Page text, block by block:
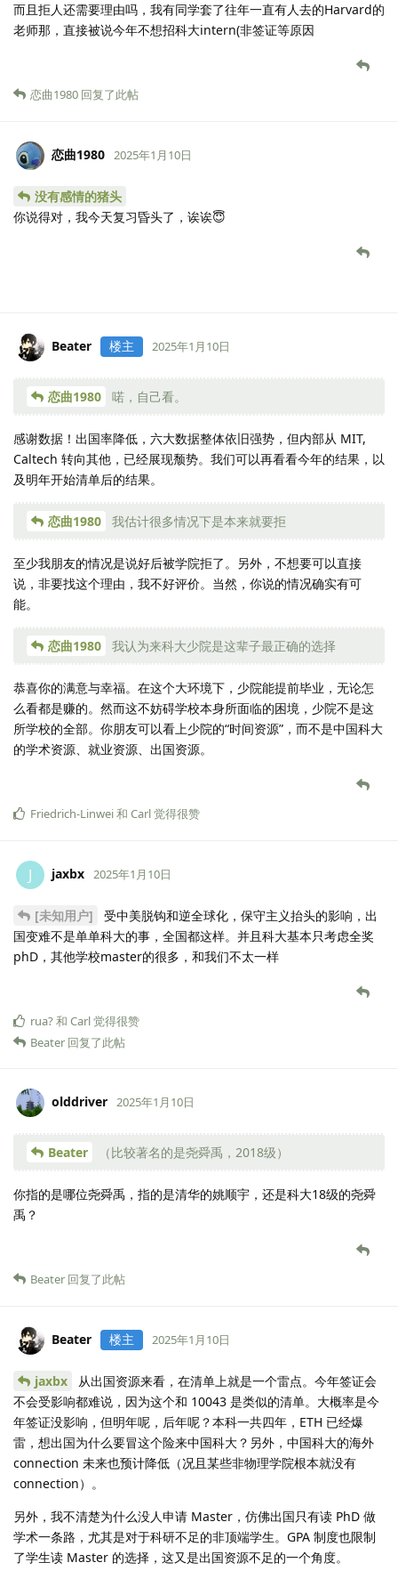
而且拒人还需要理由吗，我有同学套了往年一直有人去的Harvard的
老师那，直接被说今年不想招科大intern(非签证等原因
恋曲1980 回复了此帖
恋曲1980 2025年1月10日
没有感情的猪头
你说得对，我今天复习昏头了，诶诶😇
Beater 楼主 2025年1月10日
恋曲1980 喏，自己看。
感谢数据！出国率降低，六大数据整体依旧强势，但内部从 MIT,
Caltech 转向其他，已经展现颓势。我们可以再看看今年的结果，以
及明年开始清单后的结果。
恋曲1980 我估计很多情况下是本来就要拒
至少我朋友的情况是说好后被学院拒了。另外，不想要可以直接
说，非要找这个理由，我不好评价。当然，你说的情况确实有可
能。
恋曲1980 我认为来科大少院是这辈子最正确的选择
恭喜你的满意与幸福。在这个大环境下，少院能提前毕业，无论怎
么看都是赚的。然而这不妨碍学校本身所面临的困境，少院不是这
所学校的全部。你朋友可以看上少院的“时间资源”，而不是中国科大
的学术资源、就业资源、出国资源。
Friedrich-Linwei和 Carl觉得很赞
J jaxbx 2025年1月10日
[未知用户]
受中美脱钩和逆全球化，保守主义抬头的影响，出
国变难不是单单科大的事，全国都这样。并且科大基本只考虑全奖
phD，其他学校master的很多，和我们不太一样
rua?和 Carl觉得很赞
Beater 回复了此帖
olddriver 2025年1月10日
Beater （比较著名的是尧舜禹，2018级）
你指的是哪位尧舜禹，指的是清华的姚顺宇，还是科大18级的尧舜
禹？
Beater 回复了此帖
Beater 楼主 2025年1月10日
jaxbx
从出国资源来看，在清单上就是一个雷点。今年签证会
不会受影响都难说，因为这个和 10043 是类似的清单。大概率是今
年签证没影响，但明年呢，后年呢？本科一共四年，ETH 已经爆
雷，想出国为什么要冒这个险来中国科大？另外，中国科大的海外
connection 未来也预计降低（况且某些非物理学院根本就没有
connection）。
另外，我不清楚为什么没人申请 Master，仿佛出国只有读 PhD 做
学术一条路，尤其是对于科研不足的非顶端学生。GPA 制度也限制
了学生读 Master 的选择，这又是出国资源不足的一个角度。